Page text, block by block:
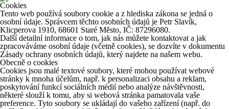
Cookies
Tento web používá soubory cookie a z hlediska zákona se jedná o
osobní údaje. Správcem těchto osobních údajů je Petr Slavík,
Klicperova 1910, 68601 Staré Město, IČ: 87296080.
Další detailní informace o tom, jak nás můžete kontaktovat a jak
zpracováváme osobní údaje (včetně cookies), se dozvíte v dokumentu
Zásady ochrany osobních údajů, který najdete na našem webu.
Obecně o cookies
Cookies jsou malé textové soubory, které mohou používat webové
stránky k mnoha účelům, např. k personalizaci obsahu a reklam,
poskytování funkcí sociálních médií nebo analýze návštěvnosti,
některé slouží k tomu, aby si webová stránka pamatovala vaše
preference. Tyto soubory se ukládají do vašeho zařízení (např. do